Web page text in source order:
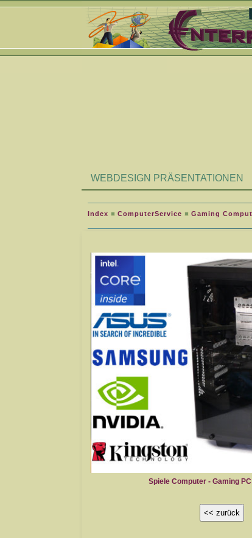
WEBDESIGN PRÄSENTATIONEN
Index ComputerService Gaming
Spiele Computer - Gaming
<< zurück